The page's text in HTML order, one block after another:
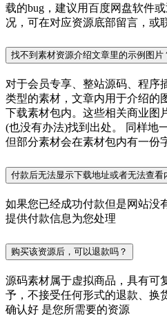
载的bug，建议用百度网盘软件
况，可在对应资源底部留言，或
找不到素材资源介绍文章里的示例图片
对于会员专享、整站源码、程序
类型的素材，文章内用于介绍的
下载素材包内。这些相关商业图
(也没有办法)找到出处。 同样地
但部分素材会在素材包内有一份
付款后无法显示下载地址或者无法查看
如果您已经成功付款但是网站没
提供付款信息为您处理
购买该资源后，可以退款吗？
源码素材属于虚拟商品，具有可
予，不接受任何形式的退款、换
确认好 是您所需要的资源